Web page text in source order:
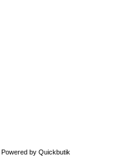
Powered by Quickbutik